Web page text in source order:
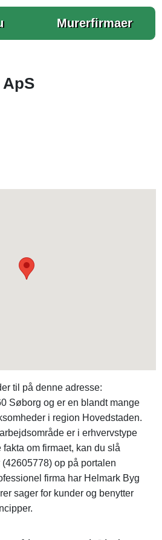
Murerfirmaer
til på denne adresse:
Søborg og er en blandt mange
i region Hovedstaden.
er i erhvervstype
om firmaet, kan du slå
op på portalen
firma har Helmark Byg
sager for kunder og benytter